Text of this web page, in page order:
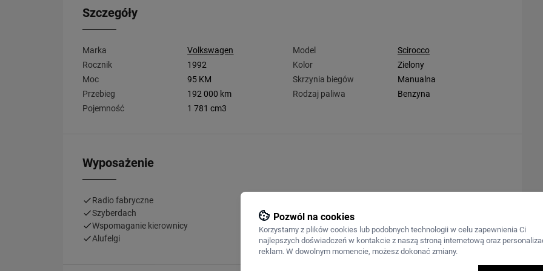
Szczegóły
Marka Volkswagen Model
Scirocco
Rocznik
1992 Kolor
Zielony
Moc
95 KM Skrzynia biegów
Manualna
Przebieg
192 000 km Rodzaj paliwa
Benzyna
Pojemność
1 781 cm3
Wyposażenie
Radio fabryczne
Szyberdach
Wspomaganie kierownicy
Alufelgi
Pozwól na cookies
Korzystamy z plików cookies lub podobnych technologii w celu zapewnienia Ci
najlepszych doświadczeń w kontakcie z naszą stroną internetową oraz
reklam. W dowolnym momencie, możesz dokonać zmiany.